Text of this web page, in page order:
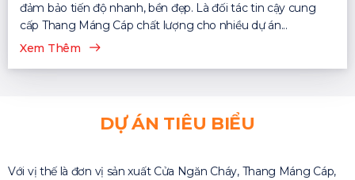
đảm bảo tiến độ nhanh, bền đẹp. Là đối tác tin cậy cung
cấp Thang Máng Cáp chất lượng cho nhiều dự án...
Xem Thêm
DỰ ÁN TIÊU BIỂU
Với vị thế là đơn vị sản xuất Cửa Ngăn Cháy, Thang Máng Cáp,